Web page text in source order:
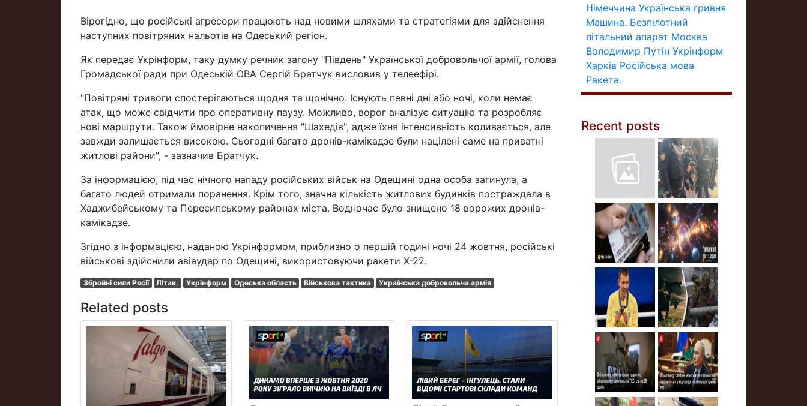
Вірогідно, що російські агресори працюють над новими шляхами та стратегіями для здійснення
наступних повітряних нальотів на Одеський регіон.
Як передає Укрінформ, таку думку речник загону "Південь" Української добровольчої армії, голова
Громадської ради при Одеській ОВА Сергій Братчук висловив у телеефірі.
"Повітряні тривоги спостерігаються щодня та щонічно. Існують певні дні або ночі, коли немає
атак, що може свідчити про оперативну паузу. Можливо, ворог аналізує ситуацію та розробляє
нові маршрути. Також ймовірне накопичення "Шахедів", адже їхня інтенсивність коливається, але
завжди залишається високою. Сьогодні багато дронів-камікадзе були націлені саме на приватні
житлові райони", - зазначив Братчук.
За інформацією, під час нічного нападу російських військ на Одещині одна особа загинула, а
багато людей отримали поранення. Крім того, значна кількість житлових будинків постраждала в
Хаджибейському та Пересипському районах міста. Водночас було знищено 18 ворожих дронів-
камікадзе.
Згідно з інформацією, наданою Укрінформом, приблизно о першій годині ночі 24 жовтня, російські
військові здійснили авіаудар по Одещині, використовуючи ракети Х-22.
Збройні сили Росії Літак. Укрінформ Одеська область Військова тактика Українська добровольча армія
Related posts
Німеччина Українська гривня
Машина. Безпілотний
літальний апарат Москва
Володимир Путін Укрінформ
Харків Російська мова
Ракета.
Recent posts